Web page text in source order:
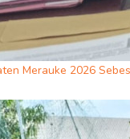
Merauke 2026